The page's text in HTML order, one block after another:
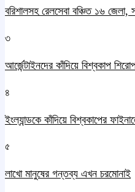
বরিশালসহ রেলসেবা বঞ্চিত ১৬
৩
আর্জেন্টাইনদের কাঁদিয়ে বিশ্বকাপ
৪
ইংল্যান্ডকে কাঁদিয়ে বিশ্বকাপের
৫
লাখো মানুষের গন্তব্য এখন চরমোনাই